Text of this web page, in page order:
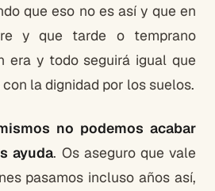
que eso no es así y que en
y que tarde o temprano
era y todo seguirá igual que
la dignidad por los suelos.
no podemos acabar
ayuda. Os aseguro que vale
pasamos incluso años así,